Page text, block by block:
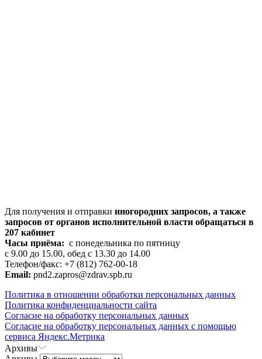
Для получения и отправки иногородних запросов, а также
запросов от органов исполнительной власти обращаться в
207 кабинет
Часы приёма: с понедельника по пятницу
с 9.00 до 15.00, обед с 13.30 до 14.00
Телефон/факс: +7 (812) 762-00-18
Email: pnd2.zapros@zdrav.spb.ru
Политика в отношении обработки персональных данных
Политика конфиденциальности сайта
Согласие на обработку персональных данных
Согласие на обработку персональных данных с помощью
сервиса Яндекс.Метрика
Архивы